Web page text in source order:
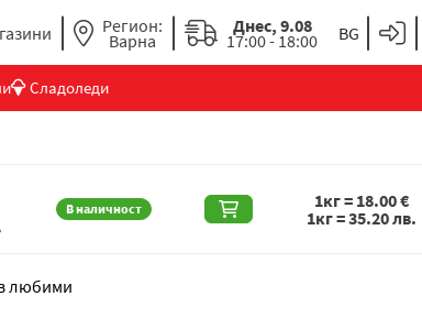
Регион:
Варна
Днес, 9.08
17:00 - 18:00
Сладоледи
В наличност 1кг = 18.00€
1кг =35.20лв.
любими